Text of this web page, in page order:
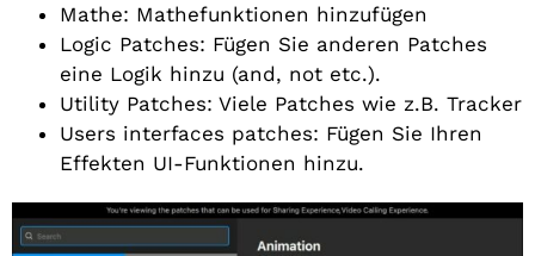
Mathe: Mathefunktionen hinzufügen
Logic Patches: Fügen Sie anderen Patches
eine Logik hinzu (and, not etc.).
Utility Patches: Viele Patches wie z.B. Tracker
Users interfaces patches: Fügen Sie Ihren
Effekten UI-Funktionen hinzu.